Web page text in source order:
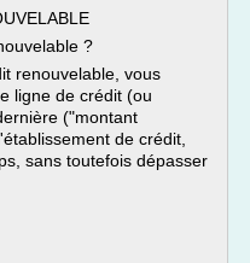
?
renouvelable, vous
ligne de crédit (ou
("montant
de crédit,
sans toutefois dépasser